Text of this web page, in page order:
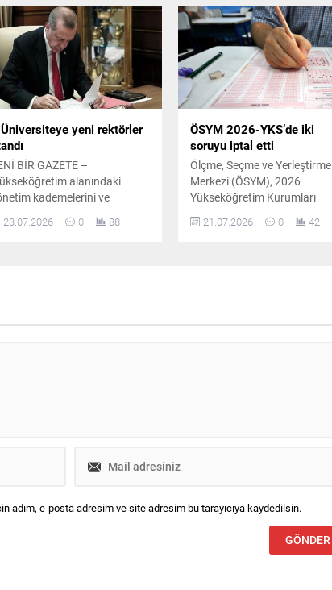
bilgilere göre İçişleri
Milli Eğitim Bakanlığı
Çalışma ve Sosyal Güvenlik
koordinasyonunda
görevlendirilmek
30 bin yeni güvenlik
istihdam edilecek.
Yararına...yeni rektörler
BİR GAZETE –
alanındaki
kademelerini ve
rektörlüklerini
ilgilendiren yeni
düzenleme ile birlikte
23.07.2026 0 88
ÖSYM 2026-YKS’de iki
soruyu iptal etti
Ölçme, Seçme ve Yerleştirme
Merkezi (ÖSYM), 2026
Yükseköğretim Kurumları
Sınavı'nda iki sorunun iptal
edildiğini ve değerlendirme
21.07.2026 0 42
adım, e-posta adresim ve site adresim bu tarayıcıya kaydedilsin.